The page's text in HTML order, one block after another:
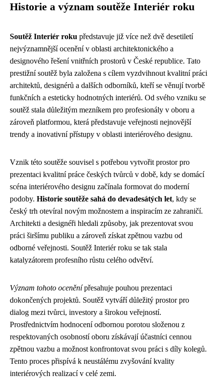
Historie a význam soutěže Interiér roku
Soutěž Interiér roku představuje již více než dvě desetiletí
nejvýznamnější ocenění v oblasti architektonického a
designového řešení vnitřních prostorů v České republice. Tato
prestižní soutěž byla založena s cílem vyzdvihnout kvalitní práci
architektů, designérů a dalších odborníků, kteří se věnují tvorbě
funkčních a esteticky hodnotných interiérů. Od svého vzniku se
soutěž stala důležitým mezníkem pro profesionály v oboru a
zároveň platformou, která představuje veřejnosti nejnovější
trendy a inovativní přístupy v oblasti interiérového designu.
Vznik této soutěže souvisel s potřebou vytvořit prostor pro
prezentaci kvalitní práce českých tvůrců v době, kdy se domácí
scéna interiérového designu začínala formovat do moderní
podoby. Historie soutěže sahá do devadesátých let, kdy se
český trh otevíral novým možnostem a inspiracím ze zahraničí.
Architekti a designéři hledali způsoby, jak prezentovat svou
práci širšímu publiku a zároveň získat zpětnou vazbu od
odborné veřejnosti. Soutěž Interiér roku se tak stala
katalyzátorem profesního růstu celého odvětví.
Význam tohoto oceněnípřesahuje pouhou prezentaci
dokončených projektů. Soutěž vytváří důležitý prostor pro
dialog mezi tvůrci, investory a širokou veřejností.
Prostřednictvím hodnocení odbornou porotou složenou z
respektovaných osobností oboru získávají účastníci cennou
zpětnou vazbu a možnost konfrontovat svou práci s díly kolegů.
Tento proces přispívá k neustálému zvyšování kvality
interiérových realizací v celé zemi.